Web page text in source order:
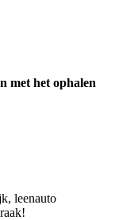
met het ophalen
leenauto